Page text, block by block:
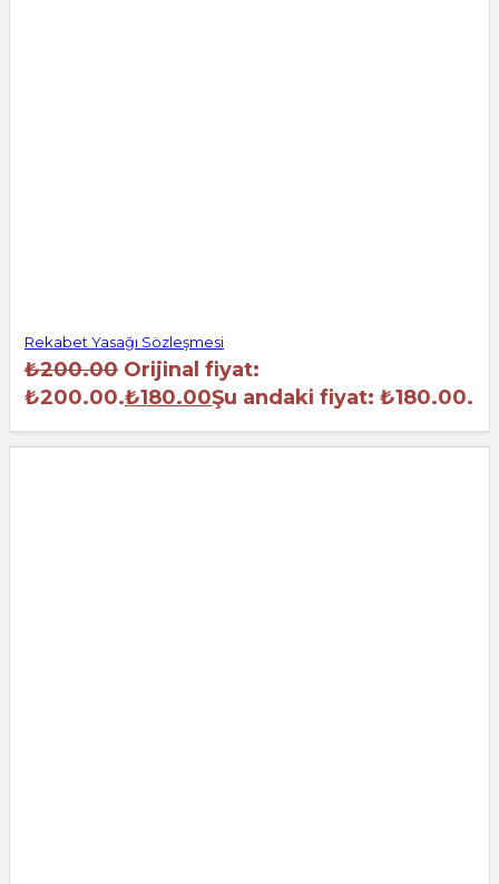
Rekabet Yasağı Sözleşmesi
₺200.00 Orijinal fiyat:
₺200.00.₺180.00Şu andaki fiyat: ₺180.00.